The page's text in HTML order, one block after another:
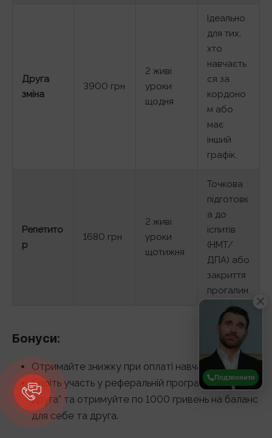
Друга
зміна
3900 грн
2 живі
уроки
щодня
Ідеально
для тих,
хто
навчаєть
ся за
кордоно
м або
має
інший
графік.
Репетито
р
1680 грн
2 живі
уроки
щотижня
Точкова
підготовк
а до
іспитів
(НМТ/
ДПА) або
закриття
прогалин.
Бонуси:
Отримайте знижку при оплаті навчання за рік.
Беріть участь у реферальній програмі “Приведи
друга” та отримуйте по 1000 гривень на баланс
для себе та друга.
Подзвонити